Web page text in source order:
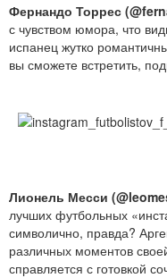
Фернандо Торрес
с чувством юмора, что
испанец жутко
вы сможете встретить,
Лионель Месси
лучших футбольных
символично, правда?
различных моментов
справляется с готовкой